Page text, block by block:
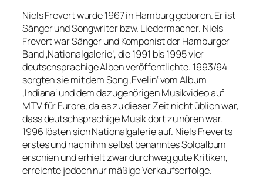
Niels Frevert wurde 1967 in Hamburg geboren. Er ist
Sänger und Songwriter bzw. Liedermacher. Niels
Frevert war Sänger und Komponist der Hamburger
Band ‚Nationalgalerie‘, die 1991 bis 1995 vier
deutschsprachige Alben veröffentlichte. 1993/94
sorgten sie mit dem Song ‚Evelin‘ vom Album
‚Indiana‘ und dem dazugehörigen Musikvideo auf
MTV für Furore, da es zu dieser Zeit nicht üblich war,
dass deutschsprachige Musik dort zu hören war.
1996 lösten sich Nationalgalerie auf. Niels Freverts
erstes und nach ihm selbst benanntes Soloalbum
erschien und erhielt zwar durchweg gute Kritiken,
erreichte jedoch nur mäßige Verkaufserfolge.